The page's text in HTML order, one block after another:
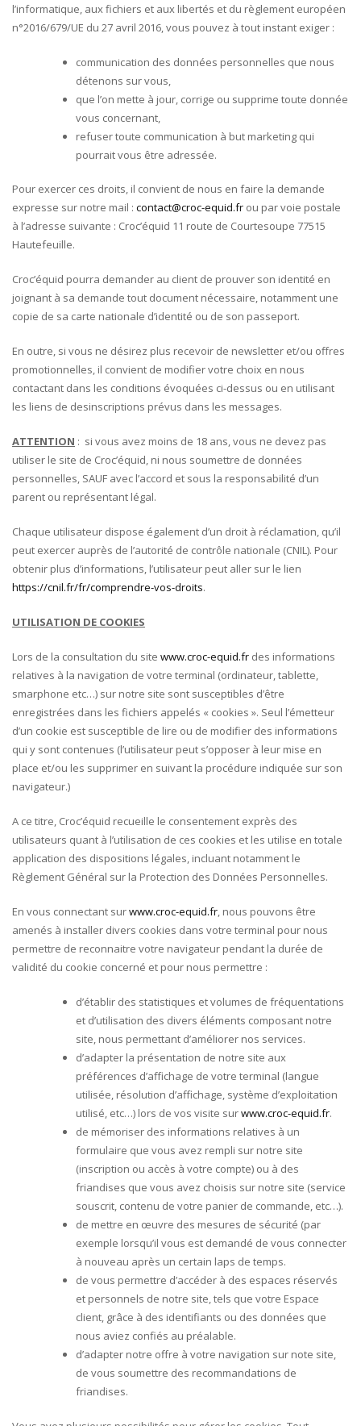
l’informatique, aux fichiers et aux libertés et du règlement européen
n°2016/679/UE du 27 avril 2016, vous pouvez à tout instant exiger :
communication des données personnelles que nous
détenons sur vous,
que l’on mette à jour, corrige ou supprime toute donnée
vous concernant,
refuser toute communication à but marketing qui
pourrait vous être adressée.
Pour exercer ces droits, il convient de nous en faire la demande
expresse sur notre mail : contact@croc-equid.fr ou par voie postale
à l’adresse suivante : Croc’équid 11 route de Courtesoupe 77515
Hautefeuille.
Croc’équid pourra demander au client de prouver son identité en
joignant à sa demande tout document nécessaire, notamment une
copie de sa carte nationale d’identité ou de son passeport.
En outre, si vous ne désirez plus recevoir de newsletter et/ou offres
promotionnelles, il convient de modifier votre choix en nous
contactant dans les conditions évoquées ci-dessus ou en utilisant
les liens de desinscriptions prévus dans les messages.
ATTENTION : si vous avez moins de 18 ans, vous ne devez pas
utiliser le site de Croc’équid, ni nous soumettre de données
personnelles, SAUF avec l’accord et sous la responsabilité d’un
parent ou représentant légal.
Chaque utilisateur dispose également d’un droit à réclamation, qu’il
peut exercer auprès de l’autorité de contrôle nationale (CNIL). Pour
obtenir plus d’informations, l’utilisateur peut aller sur le lien
https://cnil.fr/fr/comprendre-vos-droits.
UTILISATION DE COOKIES
Lors de la consultation du site www.croc-equid.fr des informations
relatives à la navigation de votre terminal (ordinateur, tablette,
smarphone etc…) sur notre site sont susceptibles d’être
enregistrées dans les fichiers appelés « cookies ». Seul l’émetteur
d’un cookie est susceptible de lire ou de modifier des informations
qui y sont contenues (l’utilisateur peut s’opposer à leur mise en
place et/ou les supprimer en suivant la procédure indiquée sur son
navigateur.)
A ce titre, Croc’équid recueille le consentement exprès des
utilisateurs quant à l’utilisation de ces cookies et les utilise en totale
application des dispositions légales, incluant notamment le
Règlement Général sur la Protection des Données Personnelles.
En vous connectant surwww.croc-equid.fr, nous pouvons être
amenés à installer divers cookies dans votre terminal pour nous
permettre de reconnaitre votre navigateur pendant la durée de
validité du cookie concerné et pour nous permettre :
d’établir des statistiques et volumes de fréquentations
et d’utilisation des divers éléments composant notre
site, nous permettant d’améliorer nos services.
d’adapter la présentation de notre site aux
préférences d’affichage de votre terminal (langue
utilisée, résolution d’affichage, système d’exploitation
utilisé, etc…) lors de vos visite surwww.croc-equid.fr.
de mémoriser des informations relatives à un
formulaire que vous avez rempli sur notre site
(inscription ou accès à votre compte) ou à des
friandises que vous avez choisis sur notre site (service
souscrit, contenu de votre panier de commande, etc…).
de mettre en œuvre des mesures de sécurité (par
exemple lorsqu’il vous est demandé de vous connecter
à nouveau après un certain laps de temps.
de vous permettre d’accéder à des espaces réservés
et personnels de notre site, tels que votre Espace
client, grâce à des identifiants ou des données que
nous aviez confiés au préalable.
d’adapter notre offre à votre navigation sur note site,
de vous soumettre des recommandations de
friandises.